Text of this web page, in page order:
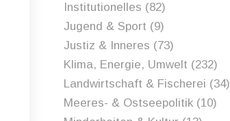
Institutionelles (82)
Jugend & Sport (9)
Justiz & Inneres (73)
Klima, Energie, Umwelt (232)
Landwirtschaft & Fischerei (34)
Meeres- & Ostseepolitik(10)